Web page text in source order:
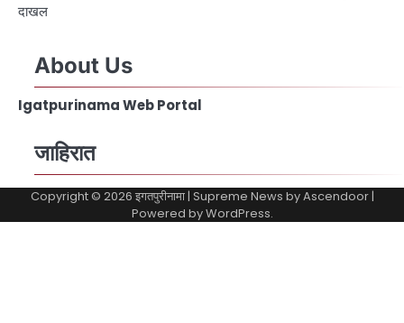
दाखल
About Us
Igatpurinama Web Portal
जाहिरात
Copyright © 2026 इगतपुरीनामा| Supreme News byAscendoor|
Powered byWordPress.